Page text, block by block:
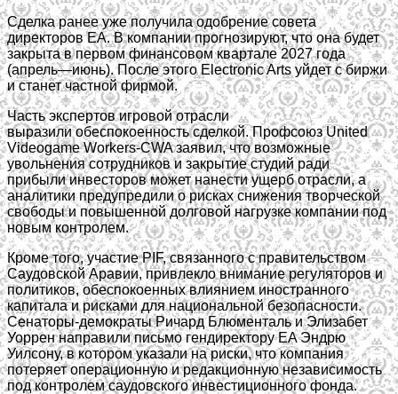
Сделка ранее уже получила одобрение совета
директоров EA. В компании прогнозируют, что она будет
закрыта в первом финансовом квартале 2027 года
(апрель—июнь). После этого Electronic Arts уйдет с биржи
и станет частной фирмой.
Часть экспертов игровой отрасли
выразили обеспокоенность сделкой. Профсоюз United
Videogame Workers-CWA заявил, что возможные
увольнения сотрудников и закрытие студий ради
прибыли инвесторов может нанести ущерб отрасли, а
аналитики предупредили о рисках снижения творческой
свободы и повышенной долговой нагрузке компании под
новым контролем.
Кроме того, участие PIF, связанного с правительством
Саудовской Аравии, привлекло внимание регуляторов и
политиков, обеспокоенных влиянием иностранного
капитала и рисками для национальной безопасности.
Сенаторы-демократы Ричард Блюменталь и Элизабет
Уоррен направили письмо гендиректору EA Эндрю
Уилсону, в котором указали на риски, что компания
потеряет операционную и редакционную независимость
под контролем саудовского инвестиционного фонда.